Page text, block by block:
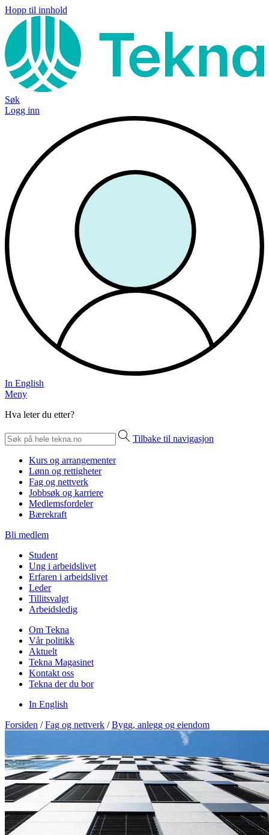
Hopp til innhold
Søk
Logg inn
In English
Meny
Hva leter du etter?
Tilbake til navigasjon
Kurs og arrangementer
Lønn og rettigheter
Fag og nettverk
Jobbsøk og karriere
Medlemsfordeler
Bærekraft
Bli medlem
Student
Ung i arbeidslivet
Erfaren i arbeidslivet
Leder
Tillitsvalgt
Arbeidsledig
Om Tekna
Vår politikk
Aktuelt
Tekna Magasinet
Kontakt oss
Tekna der du bor
In English
Forsiden / Fag og nettverk / Bygg, anlegg og eiendom